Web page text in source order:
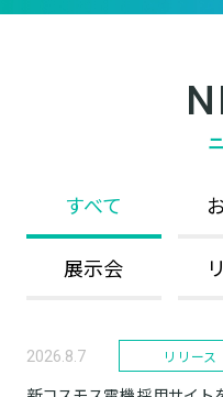
すべて
展示会
2026.8.7 リリース